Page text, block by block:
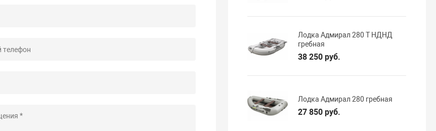
Лодка Адмирал 280 T НДНД
гребная
38 250 руб.
Лодка Адмирал 280 гребная
27 850 руб.